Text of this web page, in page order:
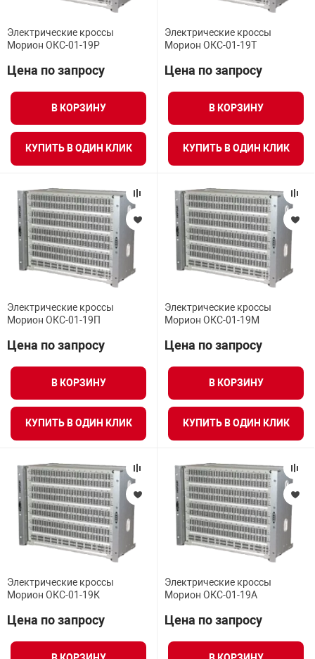
Электрические кроссы
Морион ОКС-01-19Р
Цена по запросу
В КОРЗИНУ
КУПИТЬ В ОДИН КЛИК
Электрические кроссы
Морион ОКС-01-19Т
Цена по запросу
В КОРЗИНУ
КУПИТЬ В ОДИН КЛИК
Электрические кроссы
Морион ОКС-01-19П
Цена по запросу
В КОРЗИНУ
КУПИТЬ В ОДИН КЛИК
Электрические кроссы
Морион ОКС-01-19М
Цена по запросу
В КОРЗИНУ
КУПИТЬ В ОДИН КЛИК
Электрические кроссы
Морион ОКС-01-19К
Цена по запросу
Электрические кроссы
Морион ОКС-01-19А
Цена по запросу